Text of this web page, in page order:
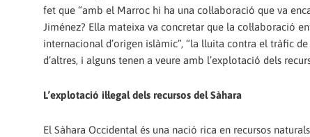
fet que “amb el Marroc hi ha una col·laboració que va
Jiménez? Ella mateixa va concretar que la col·laboració
internacional d’origen islàmic”, “la lluita contra el tràfic
d’altres, i alguns tenen a veure amb l’explotació dels
L’explotació il·legal dels recursos del Sàhara
El Sàhara Occidental és una nació rica en recursos